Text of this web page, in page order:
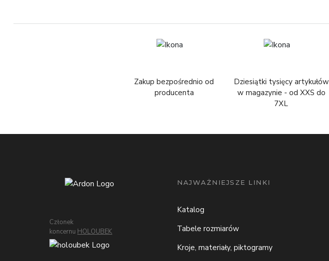
Zakup bezpośrednio od
producenta
Dziesiątki tysięcy artykułów
w magazynie - od XXS do
7XL
Członek
koncernu HOLOUBEK
NAJWAŻNIEJSZE LINKI
Katalog
Tabele rozmiarów
Kroje, materiały, piktogramy